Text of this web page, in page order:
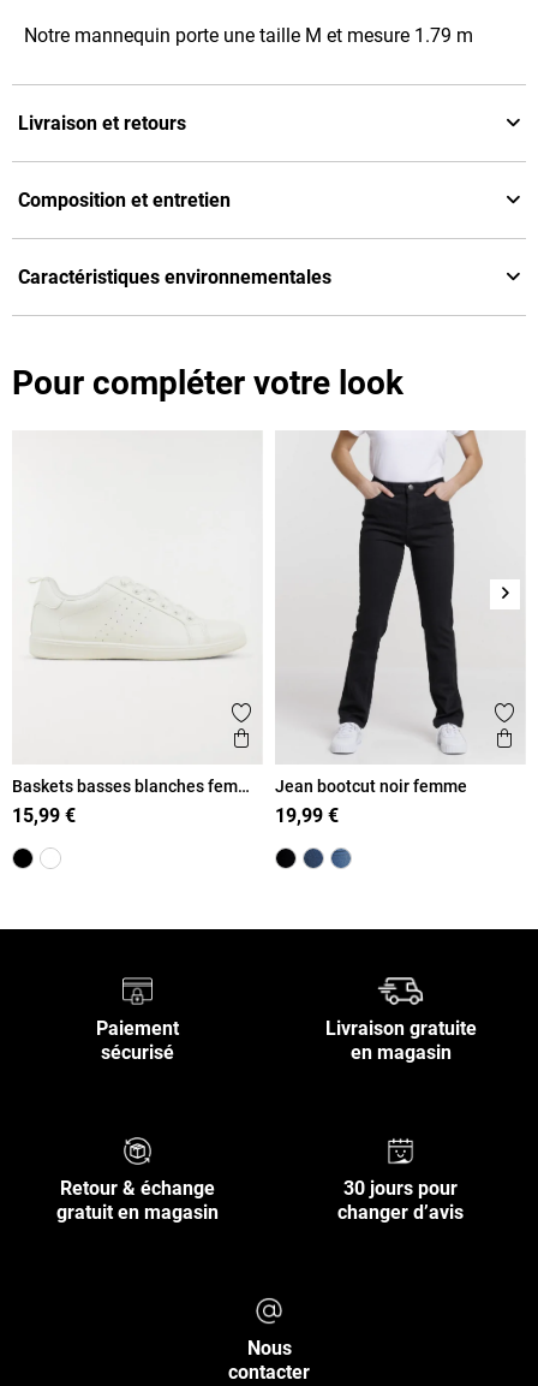
Notre mannequin porte une taille M et mesure 1.79 m
Livraison et retours
Composition et entretien
Caractéristiques environnementales
Pour compléter votre look
Ajouter aux favoris
Aperçu rapide
Baskets basses blanches femme
(36-41)
15,99 €
Jean bootcut noir femme
19,99 €
Paiement
sécurisé
Livraison gratuite
en magasin
Retour & échange
gratuit en magasin
30 jours pour
changer d’avis
Nous
contacter